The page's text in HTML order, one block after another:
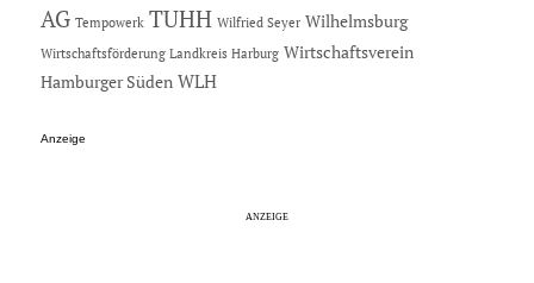
AG Tempowerk TUHH Wilfried Seyer Wilhelmsburg
Wirtschaftsförderung Landkreis Harburg Wirtschaftsverein
Hamburger Süden WLH
Anzeige